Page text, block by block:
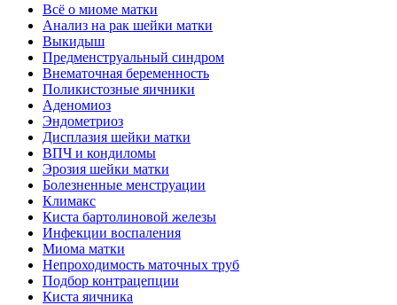
Всё о миоме матки
Анализ на рак шейки матки
Выкидыш
Предменструальный синдром
Внематочная беременность
Поликистозные яичники
Аденомиоз
Эндометриоз
Дисплазия шейки матки
ВПЧ и кондиломы
Эрозия шейки матки
Болезненные менструации
Климакс
Киста бартолиновой железы
Инфекции воспаления
Миома матки
Непроходимость маточных труб
Подбор контрацепции
Киста яичника